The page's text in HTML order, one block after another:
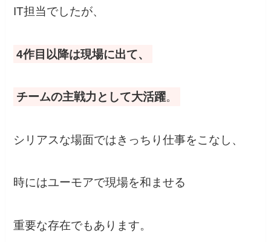
IT担当でしたが、
4作目以降は現場に出て、
チームの主戦力として大活躍。
シリアスな場面ではきっちり仕事をこなし、
時にはユーモアで現場を和ませる
重要な存在でもあります。